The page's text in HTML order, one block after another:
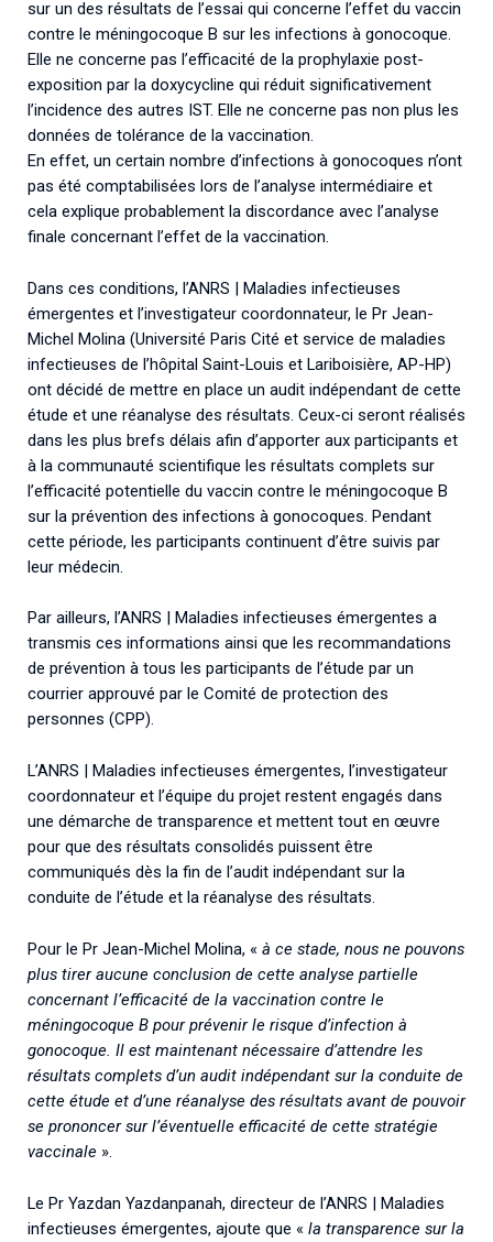
sur un des résultats de l’essai qui concerne l’effet du vaccin
contre le méningocoque B sur les infections à gonocoque.
Elle ne concerne pas l’efficacité de la prophylaxie post-
exposition par la doxycycline qui réduit significativement
l’incidence des autres IST. Elle ne concerne pas non plus les
données de tolérance de la vaccination.
En effet, un certain nombre d’infections à gonocoques n’ont
pas été comptabilisées lors de l’analyse intermédiaire et
cela explique probablement la discordance avec l’analyse
finale concernant l’effet de la vaccination.
Dans ces conditions, l’ANRS | Maladies infectieuses
émergentes et l’investigateur coordonnateur, le Pr Jean-
Michel Molina (Université Paris Cité et service de maladies
infectieuses de l’hôpital Saint-Louis et Lariboisière, AP-HP)
ont décidé de mettre en place un audit indépendant de cette
étude et une réanalyse des résultats. Ceux-ci seront réalisés
dans les plus brefs délais afin d’apporter aux participants et
à la communauté scientifique les résultats complets sur
l’efficacité potentielle du vaccin contre le méningocoque B
sur la prévention des infections à gonocoques. Pendant
cette période, les participants continuent d’être suivis par
leur médecin.
Par ailleurs, l’ANRS | Maladies infectieuses émergentes a
transmis ces informations ainsi que les recommandations
de prévention à tous les participants de l’étude par un
courrier approuvé par le Comité de protection des
personnes (CPP).
L’ANRS | Maladies infectieuses émergentes, l’investigateur
coordonnateur et l’équipe du projet restent engagés dans
une démarche de transparence et mettent tout en œuvre
pour que des résultats consolidés puissent être
communiqués dès la fin de l’audit indépendant sur la
conduite de l’étude et la réanalyse des résultats.
Texte
Pour le Pr Jean-Michel Molina, « à ce stade, nous ne pouvons
plus tirer aucune conclusion de cette analyse partielle
concernant l’efficacité de la vaccination contre le
méningocoque B pour prévenir le risque d’infection à
gonocoque. Il est maintenant nécessaire d’attendre les
résultats complets d’un audit indépendant sur la conduite de
cette étude et d’une réanalyse des résultats avant de pouvoir
se prononcer sur l’éventuelle efficacité de cette stratégie
vaccinale ».
Le Pr Yazdan Yazdanpanah, directeur de l’ANRS | Maladies
infectieuses émergentes, ajoute que « la transparence sur la